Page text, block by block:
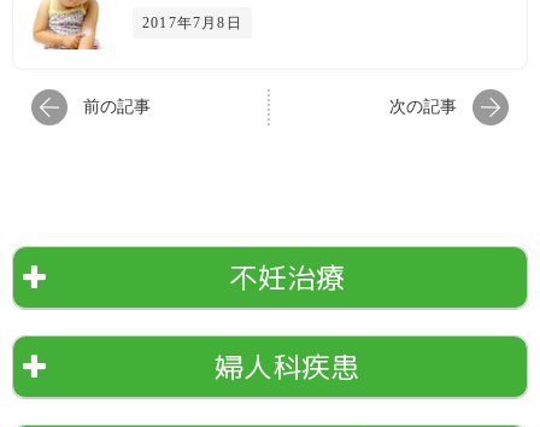
2017年7月8日
前の記事 次の記事
不妊治療
婦人科疾患